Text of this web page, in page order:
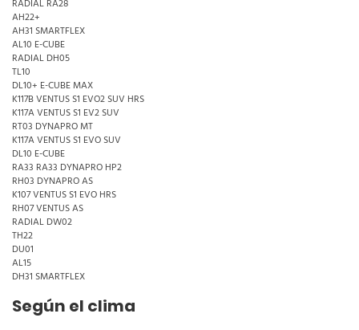
RADIAL RA28
AH22+
AH31 SMARTFLEX
AL10 E-CUBE
RADIAL DH05
TL10
DL10+ E-CUBE MAX
K117B VENTUS S1 EVO2 SUV HRS
K117A VENTUS S1 EV2 SUV
RT03 DYNAPRO MT
K117A VENTUS S1 EVO SUV
DL10 E-CUBE
RA33 RA33 DYNAPRO HP2
RH03 DYNAPRO AS
K107 VENTUS S1 EVO HRS
RH07 VENTUS AS
RADIAL DW02
TH22
DU01
AL15
DH31 SMARTFLEX
Según el clima